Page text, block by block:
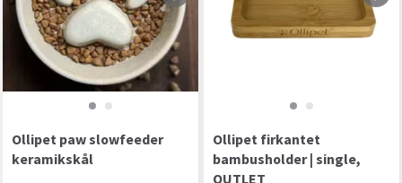
Ollipet paw slowfeeder
keramikskål
Ollipet firkantet
bambusholder | single,
OUTLET